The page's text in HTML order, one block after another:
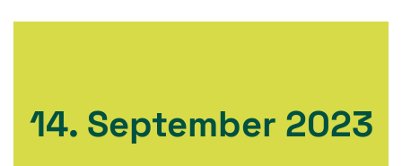
14. September 2023